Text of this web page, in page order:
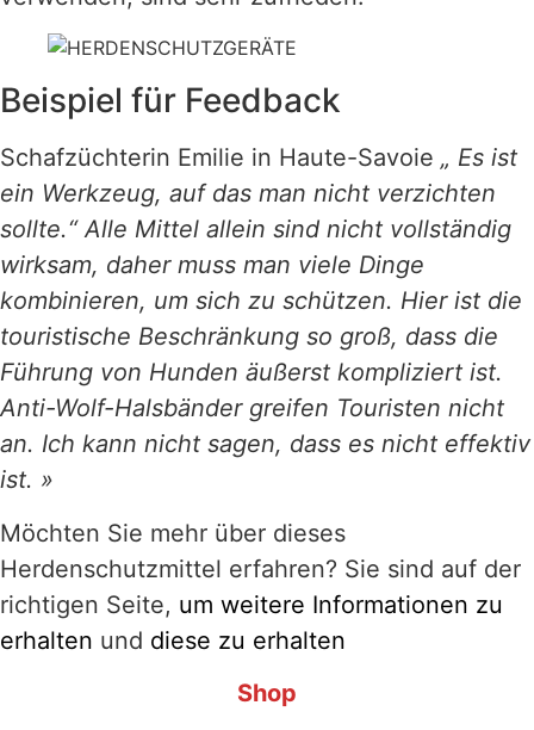
Beispiel für Feedback
Schafzüchterin Emilie in Haute-Savoie „ Es ist
ein Werkzeug, auf das man nicht verzichten
sollte.“ Alle Mittel allein sind nicht vollständig
wirksam, daher muss man viele Dinge
kombinieren, um sich zu schützen. Hier ist die
touristische Beschränkung so groß, dass die
Führung von Hunden äußerst kompliziert ist.
Anti-Wolf-Halsbänder greifen Touristen nicht
an. Ich kann nicht sagen, dass es nicht effektiv
ist. »
Möchten Sie mehr über dieses
Herdenschutzmittel erfahren? Sie sind auf der
richtigen Seite, um weitere Informationen zu
erhalten und diese zu erhalten
Shop